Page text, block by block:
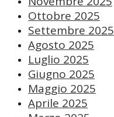
Ottobre 2025
Settembre 2025
Agosto 2025
Luglio 2025
Giugno 2025
Maggio 2025
Aprile 2025